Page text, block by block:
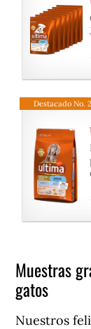
Destacado No. 2
Muestras
gatos
Nuestros